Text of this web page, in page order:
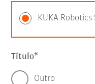
KUKA Robotics
Título
Outro